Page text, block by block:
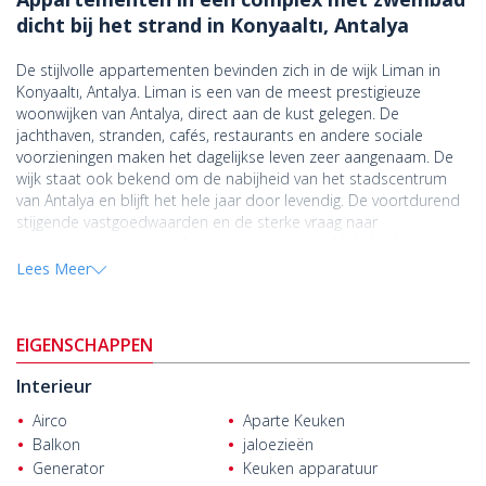
dicht bij het strand in Konyaaltı, Antalya
De stijlvolle appartementen bevinden zich in de wijk Liman in
Konyaaltı, Antalya. Liman is een van de meest prestigieuze
woonwijken van Antalya, direct aan de kust gelegen. De
jachthaven, stranden, cafés, restaurants en andere sociale
voorzieningen maken het dagelijkse leven zeer aangenaam. De
wijk staat ook bekend om de nabijheid van het stadscentrum
van Antalya en blijft het hele jaar door levendig. De voortdurend
stijgende vastgoedwaarden en de sterke vraag naar
internationale investeerders hoog.
appartementen. Bewoners hebben toegang tot een
gemeenschappelijk zwembad.
elektrische rolluiken, keukenkasten, badkamerkasten, een
garderobekast en inbouwkeukenapparatuur. De woonkamers
zijn uitgerust met airconditioning. Daarnaast is er
Lees Meer
EIGENSCHAPPEN
Interieur
Airco
Aparte Keuken
Balkon
jaloezieën
Generator
Keuken apparatuur